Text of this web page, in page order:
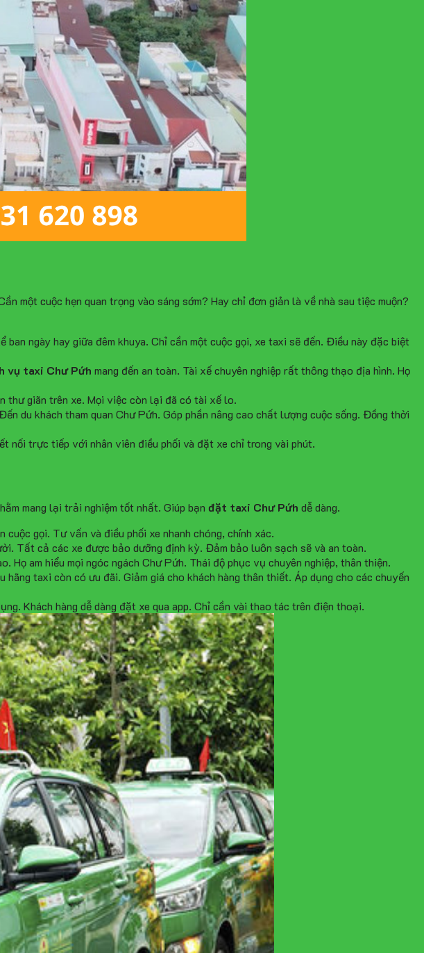
một cuộc hẹn quan trọng vào sáng sớm? Hay chỉ đơn giản là về nhà sau tiệc muộn?
ngày hay giữa đêm khuya. Chỉ cần một cuộc gọi, xe taxi sẽ đến. Điều này đặc biệt
vụ taxi Chư Pứh mang đến an toàn. Tài xế chuyên nghiệp rất thông thạo địa hình. Họ
thư giãn trên xe. Mọi việc còn lại đã có tài xế lo.
du khách tham quan Chư Pứh. Góp phần nâng cao chất lượng cuộc sống. Đồng thời
nối trực tiếp với nhân viên điều phối và đặt xe chỉ trong vài phút.
mang lại trải nghiệm tốt nhất. Giúp bạn đặt taxi Chư Pứh dễ dàng.
gọi. Tư vấn và điều phối xe nhanh chóng, chính xác.
Tất cả các xe được bảo dưỡng định kỳ. Đảm bảo luôn sạch sẽ và an toàn.
Họ am hiểu mọi ngóc ngách Chư Pứh. Thái độ phục vụ chuyên nghiệp, thân thiện.
taxi còn có ưu đãi. Giảm giá cho khách hàng thân thiết. Áp dụng cho các chuyến
Khách hàng dễ dàng đặt xe qua app. Chỉ cần vài thao tác trên điện thoại.